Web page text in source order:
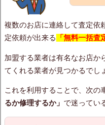
複数のお店に連絡して査定依
定依頼が出来る
「無料一括査
加盟する業者は有名なお店か
てくれる業者が見つかるでし
これを利用することで、次の
るか修理するか」 で迷ってい